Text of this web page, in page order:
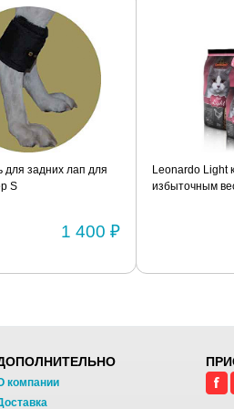
лап для
1 400 ₽
Leonardo Light корм
избыточным весом 7,5
компании